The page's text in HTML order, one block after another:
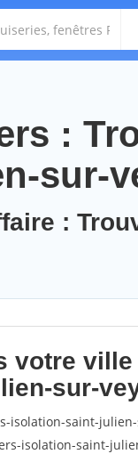
:
sur-
:
votre ville
sur-
isolation-saint-
isolation-saint-